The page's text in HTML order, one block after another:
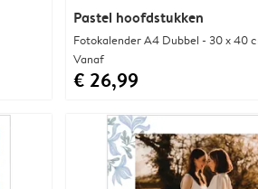
Pastel hoofdstukken
Fotokalender A4 Dubbel - 30 x 40
Vanaf
€ 26,99